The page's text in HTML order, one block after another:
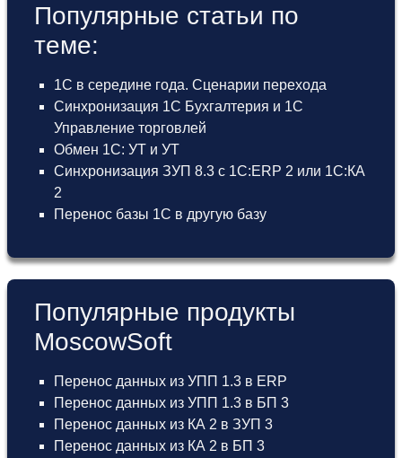
Популярные статьи по
теме:
1С в середине года. Сценарии перехода
Синхронизация 1С Бухгалтерия и 1С
Управление торговлей
Обмен 1С: УТ и УТ
Синхронизация ЗУП 8.3 с 1С:ERP 2 или 1С:КА
2
Перенос базы 1С в другую базу
Популярные продукты
MoscowSoft
Перенос данных из УПП 1.3 в ERP
Перенос данных из УПП 1.3 в БП 3
Перенос данных из КА 2 в ЗУП 3
Перенос данных из КА 2 в БП 3